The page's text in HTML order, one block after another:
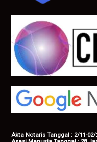
Akta Notaris Tanggal : 2/11-